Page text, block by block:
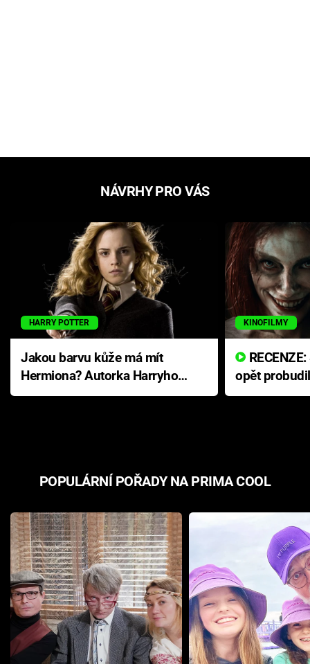
NÁVRHY PRO VÁS
HARRY POTTER
Jakou barvu kůže má mít
Hermiona? Autorka Harryho
Pottera přišla s ráznou
KINOFILMY
opět
přichází s
POPULÁRNÍ POŘADY NA PRIMA COOL